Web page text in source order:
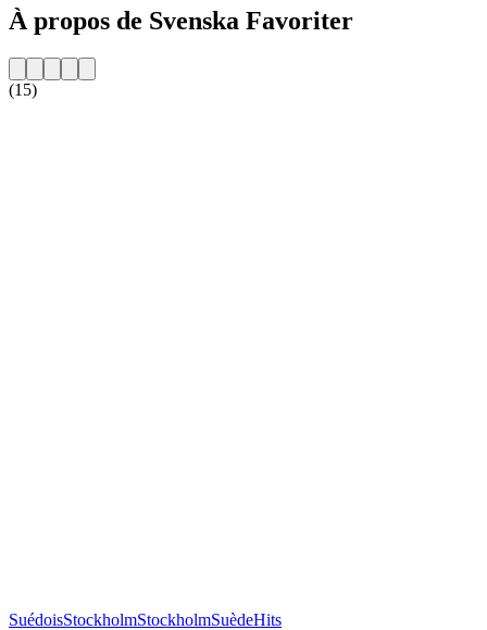
À propos de Svenska Favoriter
(15)
SuédoisStockholmStockholmSuèdeHits